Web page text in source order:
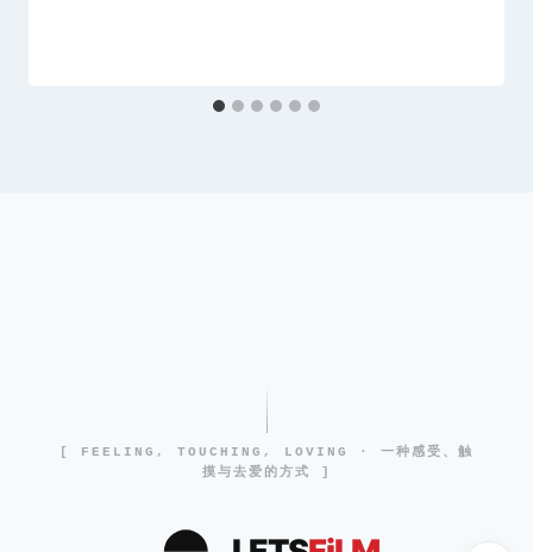
[ FEELING, TOUCHING, LOVING · 一种感受、触
摸与去爱的方式 ]